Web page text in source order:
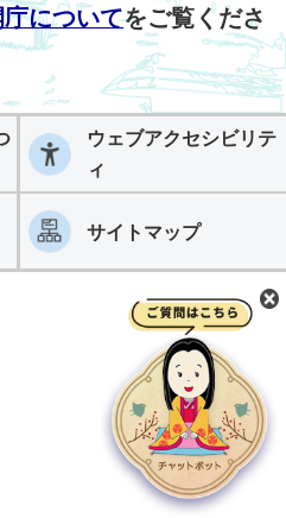
庁についてをご覧くださ
ウェブアクセシビリテ
ィ
サイトマップ